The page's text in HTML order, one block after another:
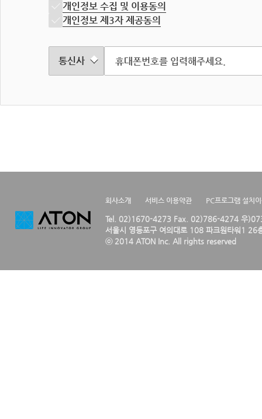
개인정보 수집 및 이용동의
개인정보 제3자 제공동의
회사소개 서비스 이용약관 PC프로그램 설치
Tel. 02)1670-4273 Fax. 02)786-4274 우
서울시 영등포구 여의대로 108 파크원타워1 26
ⓒ 2014 ATON Inc. All rights reserved